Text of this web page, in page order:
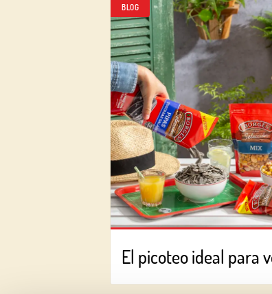
BLOG
El picoteo ideal para